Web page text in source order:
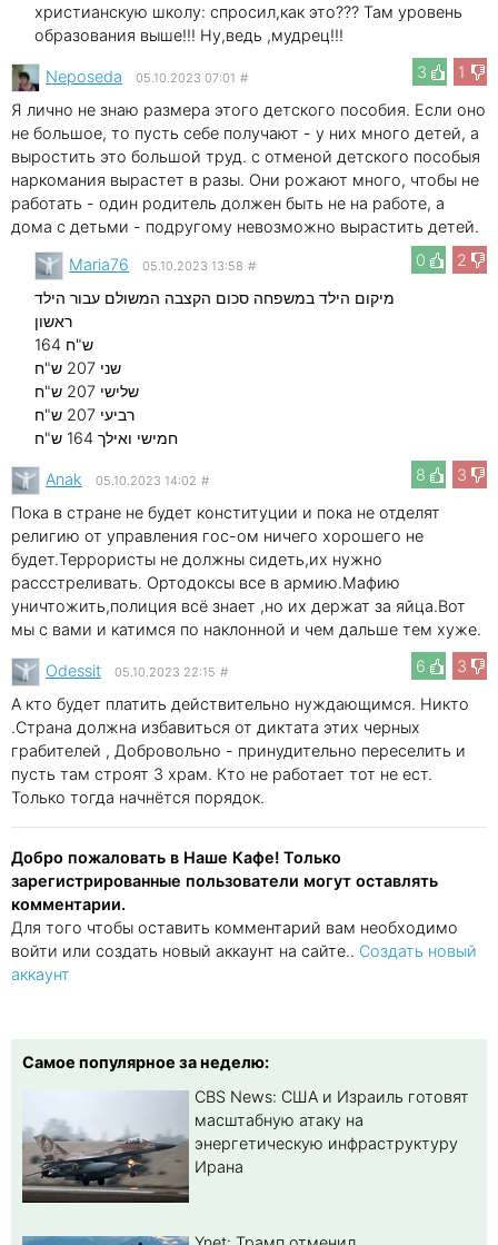
христианскую школу: спросил,как это??? Там уровень
образования выше!!! Ну,ведь ,мудрец!!!
3
1
Neposeda 05.10.2023 07:01 #
Я лично не знаю размера этого детского пособия. Если оно
не большое, то пусть себе получают - у них много детей, а
выростить это большой труд. с отменой детского пособыя
наркомания вырастет в разы. Они рожают много, чтобы не
работать - один родитель должен быть не на работе, а
дома с детьми - подругому невозможно вырастить детей.
0
2
Maria76 05.10.2023 13:58 #
מיקום הילד במשפחה סכום הקצבה המשולם עבור הילד
ראשון
164 ש"ח
שני 207 ש"ח
שלישי 207 ש"ח
רביעי 207 ש"ח
חמישי ואילך 164 ש"ח
8
3
Anak 05.10.2023 14:02 #
Пока в стране не будет конституции и пока не отделят
религию от управления гос-ом ничего хорошего не
будет.Террористы не должны сидеть,их нужно
рассстреливать. Ортодоксы все в армию.Мафию
уничтожить,полиция всё знает ,но их держат за яйца.Вот
мы с вами и катимся по наклонной и чем дальше тем хуже.
6
3
Odessit 05.10.2023 22:15 #
А кто будет платить действительно нуждающимся. Никто
.Страна должна избавиться от диктата этих черных
грабителей , Добровольно - принудительно переселить и
пусть там строят 3 храм. Кто не работает тот не ест.
Только тогда начнётся порядок.
Добро пожаловать в Наше Кафе! Только
зарегистрированные пользователи могут оставлять
комментарии.
Для того чтобы оставить комментарий вам необходимо
войти или создать новый аккаунт на сайте.. Создать новый
аккаунт
Самое популярное за неделю:
CBS News: США и Израиль готовят
масштабную атаку на
энергетическую инфраструктуру
Ирана